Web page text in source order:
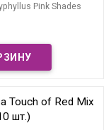
Pink Shades
Touch of Red Mix
шт.)